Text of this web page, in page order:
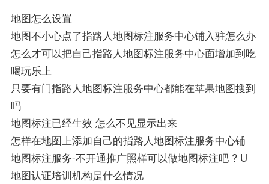
地图怎么设置
地图不小心点了指路人地图标注服务中心铺入驻怎么办
怎么才可以把自己指路人地图标注服务中心面增加到吃
喝玩乐上
只要有门指路人地图标注服务中心都能在苹果地图搜到
吗
地图标注已经生效 怎么不见显示出来
怎样在地图上添加自己的指路人地图标注服务中心铺
地图标注服务-不开通推广照样可以做地图标注吧 ? U
地图认证培训机构是什么情况